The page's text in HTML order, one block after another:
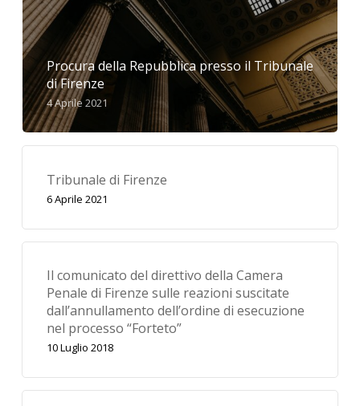
Procura della Repubblica presso il Tribunale
di Firenze
4 Aprile 2021
Tribunale di Firenze
6 Aprile 2021
Il comunicato del direttivo della Camera
Penale di Firenze sulle reazioni suscitate
dall’annullamento dell’ordine di esecuzione
nel processo “Forteto”
10 Luglio 2018